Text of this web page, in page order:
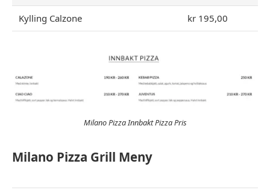
Kylling Calzone kr 195,00
Milano Pizza Innbakt Pizza Pris
Milano Pizza Grill Meny